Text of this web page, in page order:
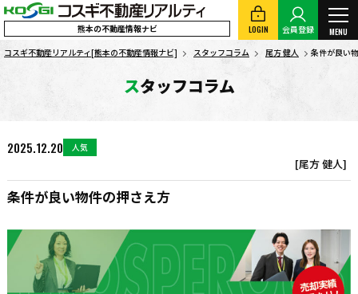
熊本の不動産情報ナビ LOGIN 会員登録
MENU
コスギ不動産リアルティ[熊本の不動産情報ナビ]
スタッフコラム 尾方 健人 条件が良い
スタッフコラム
2025.12.20 人気
[尾方 健人]
条件が良い物件の押さえ方